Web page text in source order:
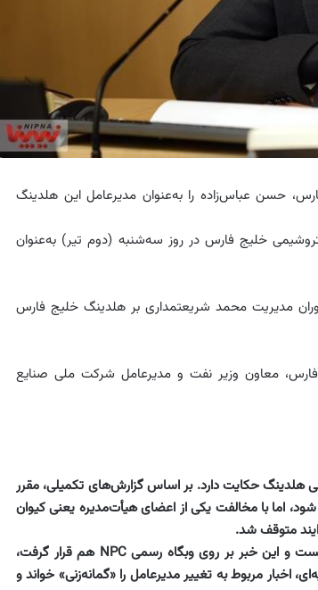
حسن عباس‌زاده را به‌عنوان مدیرعامل این هلدینگ
خلیج فارس در روز سه‌شنبه (دوم تیر) به‌عنوان
مدیریت محمد شریعتمداری بر هلدینگ خلیج فارس
معاون وزیر نفت و مدیرعامل شرکت ملی صنایع
هلدینگ حکایت دارد. بر اساس گزارش‌های تکمیلی، مقرر
اما با مخالفت یکی از اعضای هیأت‌مدیره یعنی کیوان
متوقف شد.
در حالی که فضای رسانه‌ای انتصاب عباس‌زاده را تمام شده می‌دانست و این خبر بر روی وبگاه رسمی NPC هم قرار گرفت،
اخبار مربوط به تغییر مدیرعامل را «گمانه‌زنی» خواند و